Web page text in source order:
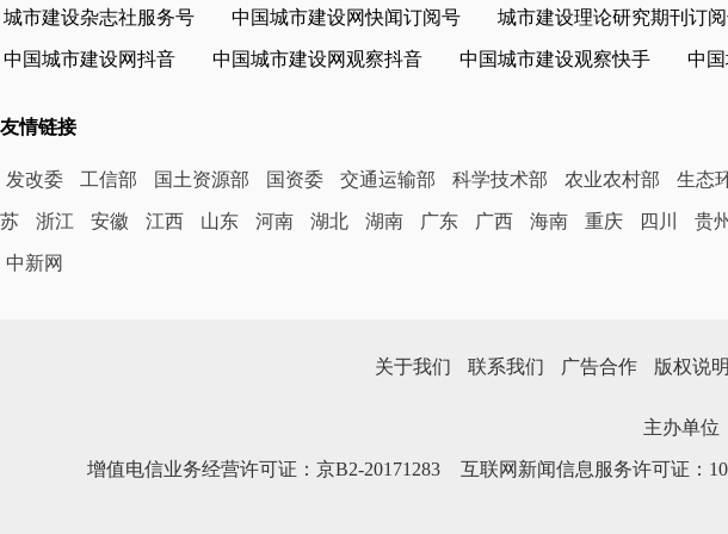
城市建设杂志社服务号 中国城市建设网快闻订阅号 城市建设理论研究期刊订
中国城市建设网抖音 中国城市建设网观察抖音 中国城市建设观察快手 中
友情链接
发改委 工信部 国土资源部 国资委 交通运输部 科学技术部 农业农村部 生态
苏 浙江 安徽 江西 山东 河南 湖北 湖南 广东 广西 海南 重庆 四川 贵州
中新网
关于我们 联系我们 广告合作 版权说明
主办单位
增值电信业务经营许可证：京B2-20171283 互联网新闻信息服务许可证：